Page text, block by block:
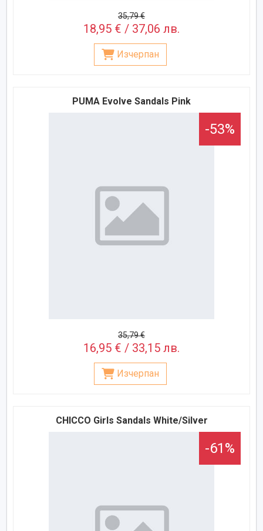
35,79 €
18,95 € / 37,06 лв.
Изчерпан
PUMA Evolve Sandals Pink
-53%
35,79 €
16,95 € / 33,15 лв.
Изчерпан
CHICCO Girls Sandals White/Silver
-61%